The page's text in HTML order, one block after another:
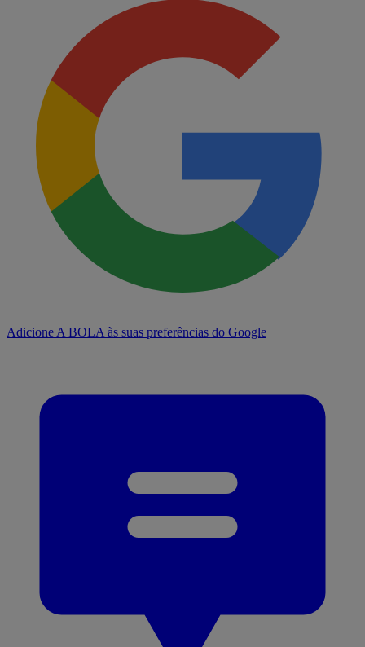
Adicione A BOLA às suas preferências do Google